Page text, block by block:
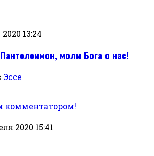
13:24
моли Бога о нас!
Эссе
комментатором!
2020 15:41